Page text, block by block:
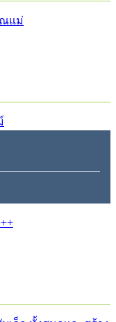
4760Shares